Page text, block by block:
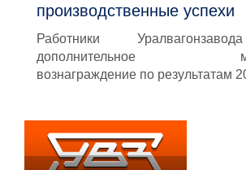
производственные успехи
Работники
дополнительное
вознаграждение по результатам